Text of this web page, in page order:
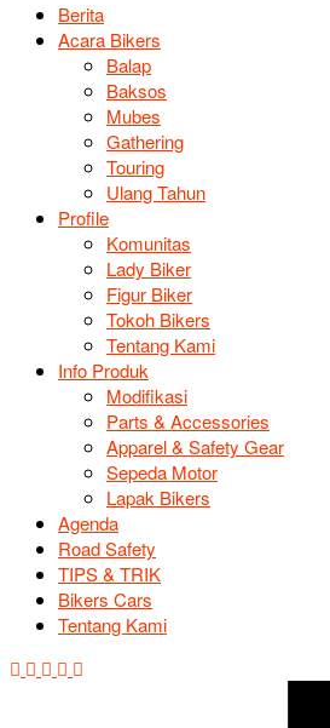
Berita
Acara Bikers
Balap
Baksos
Mubes
Gathering
Touring
Ulang Tahun
Profile
Komunitas
Lady Biker
Figur Biker
Tokoh Bikers
Tentang Kami
Info Produk
Modifikasi
Parts & Accessories
Apparel & Safety Gear
Sepeda Motor
Lapak Bikers
Agenda
Road Safety
TIPS & TRIK
Bikers Cars
Tentang Kami